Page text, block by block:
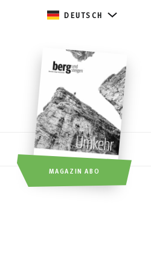
DEUTSCH
MAGAZIN ABO